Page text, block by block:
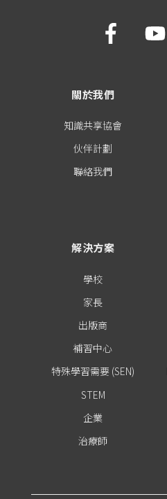
關於我們
知識共享協會
伙伴計劃
聯絡我們
解決方案
學校
家長
出版商
補習中心
特殊學習需要 (SEN)
STEM
企業
治療師